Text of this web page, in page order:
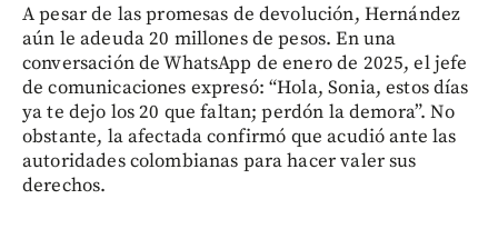
A pesar de las promesas de devolución, Hernández
aún le adeuda 20 millones de pesos. En una
conversación de WhatsApp de enero de 2025, el jefe
de comunicaciones expresó: “Hola, Sonia, estos días
ya te dejo los 20 que faltan; perdón la demora”. No
obstante, la afectada confirmó que acudió ante las
autoridades colombianas para hacer valer sus
derechos.